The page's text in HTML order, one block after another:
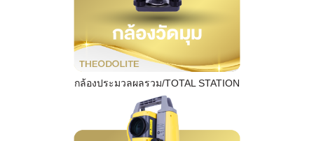
กล้องประมวลผลรวม/TOTAL STATION